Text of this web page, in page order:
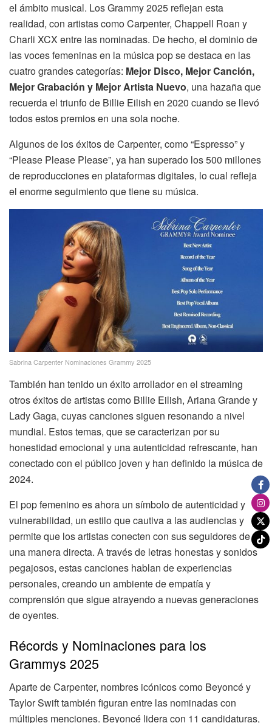
el ámbito musical. Los Grammy 2025 reflejan esta
realidad, con artistas como Carpenter, Chappell Roan y
Charli XCX entre las nominadas. De hecho, el dominio de
las voces femeninas en la música pop se destaca en las
cuatro grandes categorías: Mejor Disco, Mejor Canción,
Mejor Grabación y Mejor Artista Nuevo, una hazaña que
recuerda el triunfo de Billie Eilish en 2020 cuando se llevó
todos estos premios en una sola noche.
Algunos de los éxitos de Carpenter, como “Espresso” y
“Please Please Please”, ya han superado los 500 millones
de reproducciones en plataformas digitales, lo cual refleja
el enorme seguimiento que tiene su música.
Sabrina Carpenter Nominaciones Grammy 2025
También han tenido un éxito arrollador en el streaming
otros éxitos de artistas como Billie Eilish, Ariana Grande y
Lady Gaga, cuyas canciones siguen resonando a nivel
mundial. Estos temas, que se caracterizan por su
honestidad emocional y una autenticidad refrescante, han
conectado con el público joven y han definido la música de
2024.
El pop femenino es ahora un símbolo de autenticidad y
vulnerabilidad, un estilo que cautiva a las audiencias y
permite que los artistas conecten con sus seguidores de
una manera directa. A través de letras honestas y sonidos
pegajosos, estas canciones hablan de experiencias
personales, creando un ambiente de empatía y
comprensión que sigue atrayendo a nuevas generaciones
de oyentes.
Récords y Nominaciones para los
Grammys 2025
Aparte de Carpenter, nombres icónicos como Beyoncé y
Taylor Swift también figuran entre las nominadas con
múltiples menciones. Beyoncé lidera con 11 candidaturas,